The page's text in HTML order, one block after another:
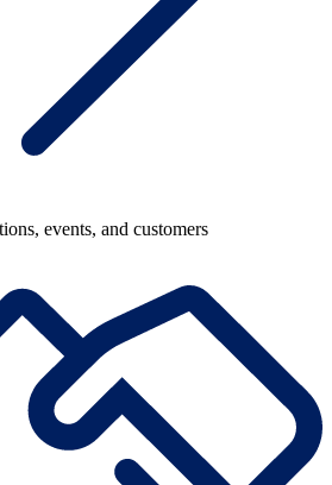
events, and customers